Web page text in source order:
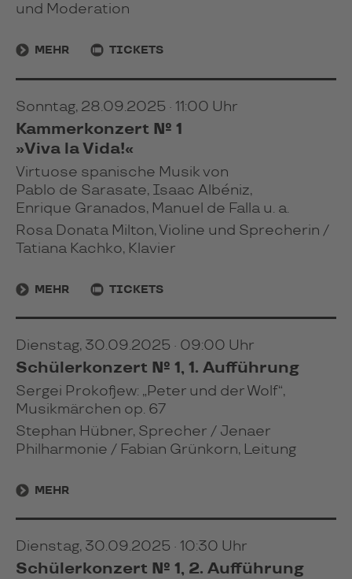
und Moderation
MEHR TICKETS
Sonntag, 28.09.2025 · 11:00 Uhr
Kammerkonzert № 1
»Viva la Vida!«
Virtuose spanische Musik von
Pablo de Sarasate, Isaac Albéniz,
Enrique Granados, Manuel de Falla u. a.
Rosa Donata Milton, Violine und Sprecherin /
Tatiana Kachko, Klavier
MEHR TICKETS
Dienstag, 30.09.2025 · 09:00 Uhr
Schülerkonzert № 1, 1. Aufführung
Sergei Prokofjew: „Peter und der Wolf“,
Musikmärchen op. 67
Stephan Hübner, Sprecher / Jenaer
Philharmonie / Fabian Grünkorn, Leitung
MEHR
Dienstag, 30.09.2025 · 10:30 Uhr
Schülerkonzert № 1, 2. Aufführung